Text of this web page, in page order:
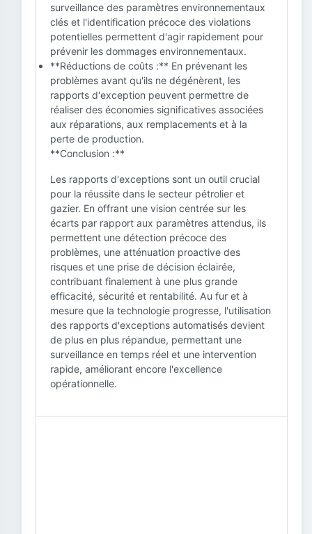
surveillance des paramètres environnementaux
clés et l'identification précoce des violations
potentielles permettent d'agir rapidement pour
prévenir les dommages environnementaux.
**Réductions de coûts :** En prévenant les
problèmes avant qu'ils ne dégénèrent, les
rapports d'exception peuvent permettre de
réaliser des économies significatives associées
aux réparations, aux remplacements et à la
perte de production.
**Conclusion :**
Les rapports d'exceptions sont un outil crucial
pour la réussite dans le secteur pétrolier et
gazier. En offrant une vision centrée sur les
écarts par rapport aux paramètres attendus, ils
permettent une détection précoce des
problèmes, une atténuation proactive des
risques et une prise de décision éclairée,
contribuant finalement à une plus grande
efficacité, sécurité et rentabilité. Au fur et à
mesure que la technologie progresse, l'utilisation
des rapports d'exceptions automatisés devient
de plus en plus répandue, permettant une
surveillance en temps réel et une intervention
rapide, améliorant encore l'excellence
opérationnelle.